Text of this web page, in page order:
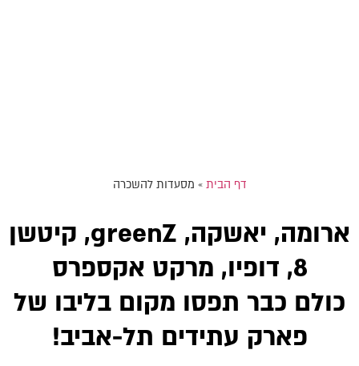
דף הבית » מסעדות להשכרה
ארומה, יאשקה, greenZ, קיטשן
8, דופיו, מרקט אקספרס
כולם כבר תפסו מקום בליבו של
פארק עתידים תל-אביב!